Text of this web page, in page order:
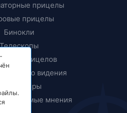
прицелы
прицелы
Бинокли
прицелов
ночного видения
Дальномеры
мнения